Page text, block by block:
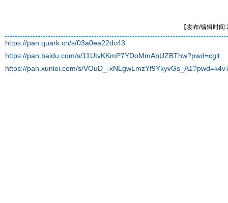
【发布/编辑时
https://pan.quark.cn/s/03a0ea22dc43
https://pan.baidu.com/s/11UtvKKmP7YDoMmAbUZBThw?pwd=cglt
https://pan.xunlei.com/s/VOuD_-